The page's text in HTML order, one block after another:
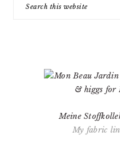
Meine
My fabric